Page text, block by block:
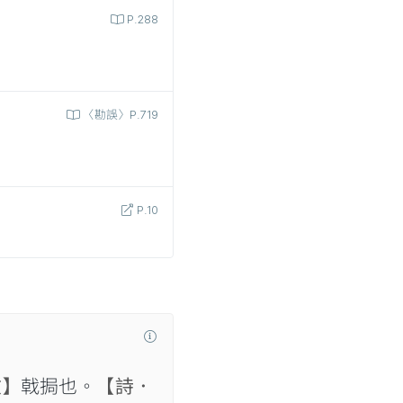
P.288
〈勘誤〉P.719
P.10
戟挶也。 【詩．